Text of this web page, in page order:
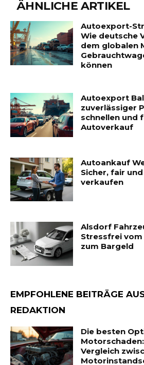
ÄHNLICHE ARTIKEL
Autoexport-
Wie deutsche
dem globalen
können
Autoexport
zuverlässiger
schnellen und
Autoverkauf
Autoankauf
Sicher, fair
verkaufen
Alsdorf
Stressfrei
zum Bargeld
EMPFOHLENE BEITRÄGE
REDAKTION
Die besten
Vergleich